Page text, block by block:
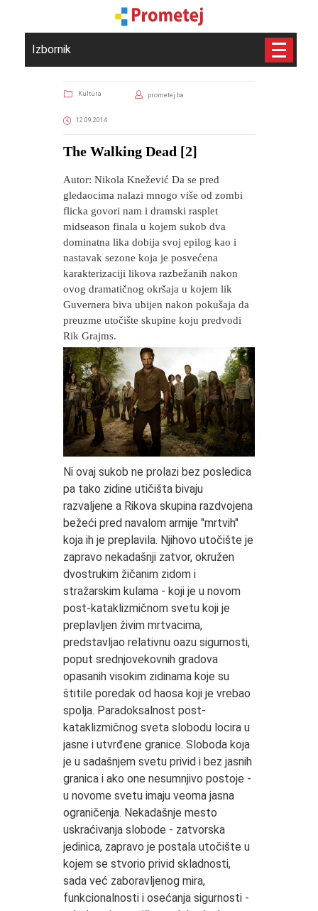
Izbornik
Kultura prometej.ba
12.09.2014
The Walking Dead [2]
Autor: Nikola Knežević Da se pred
gledaocima nalazi mnogo više od zombi
flicka govori nam i dramski rasplet
midseason finala u kojem sukob dva
dominatna lika dobija svoj epilog kao i
nastavak sezone koja je posvećena
karakterizaciji likova razbežanih nakon
ovog dramatičnog okršaja u kojem lik
Guvernera biva ubijen nakon pokušaja da
preuzme utočište skupine koju predvodi
Rik Grajms.
Ni ovaj sukob ne prolazi bez posledica
pa tako zidine utičišta bivaju
razvaljene a Rikova skupina razdvojena
bežeći pred navalom armije "mrtvih"
koja ih je preplavila. Njihovo utočište je
zapravo nekadašnji zatvor, okružen
dvostrukim žičanim zidom i
stražarskim kulama - koji je u novom
post-kataklizmičnom svetu koji je
preplavljen živim mrtvacima,
predstavljao relativnu oazu sigurnosti,
poput srednjovekovnih gradova
opasanih visokim zidinama koje su
štitile poredak od haosa koji je vrebao
spolja. Paradoksalnost post-
kataklizmičnog sveta slobodu locira u
jasne i utvrđene granice. Sloboda koja
je u sadašnjem svetu privid i bez jasnih
granica i ako one nesumnjivo postoje -
u novome svetu imaju veoma jasna
ograničenja. Nekadašnje mesto
uskraćivanja slobode - zatvorska
jedinica, zapravo je postala utočište u
kojem se stvorio privid skladnosti,
sada već zaboravljenog mira,
funkcionalnosti i osećanja sigurnosti -